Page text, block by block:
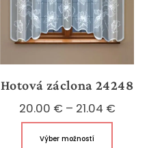
Hotová záclona 24248
20.00 € – 21.04 €Price
Výber možností